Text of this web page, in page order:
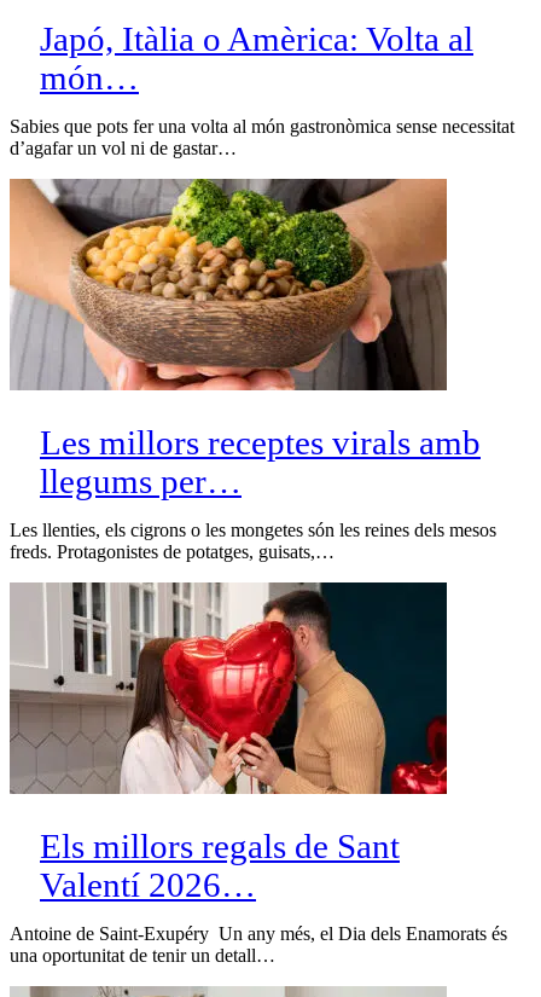
Japó, Itàlia o Amèrica: Volta al
món…
Sabies que pots fer una volta al món gastronòmica sense necessitat
d’agafar un vol ni de gastar…
Les millors receptes virals amb
llegums per…
Les llenties, els cigrons o les mongetes són les reines dels mesos
freds. Protagonistes de potatges, guisats,…
Els millors regals de Sant
Valentí 2026…
Antoine de Saint-Exupéry Un any més, el Dia dels Enamorats és
una oportunitat de tenir un detall…